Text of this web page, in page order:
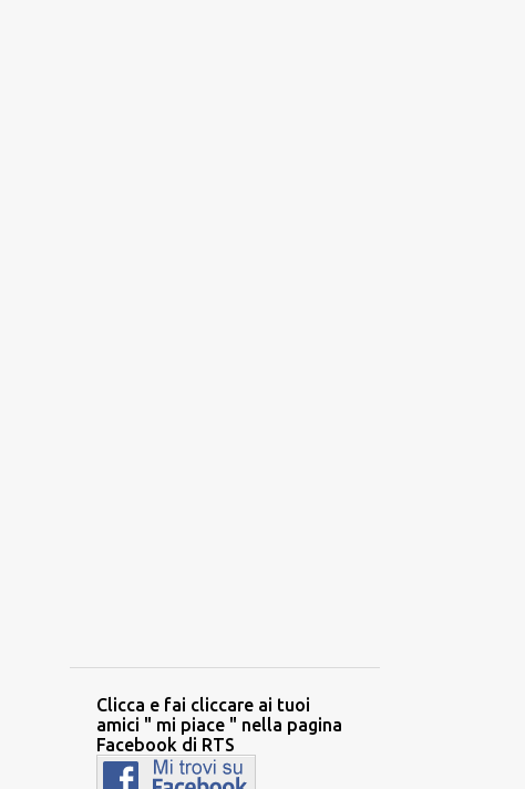
Clicca e fai cliccare ai tuoi
amici " mi piace " nella pagina
Facebook di RTS